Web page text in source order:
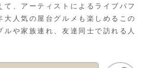
て、アーティストによるライブパフ
大人気の屋台グルメも楽しめるこの
ルや家族連れ、友達同士で訪れる人